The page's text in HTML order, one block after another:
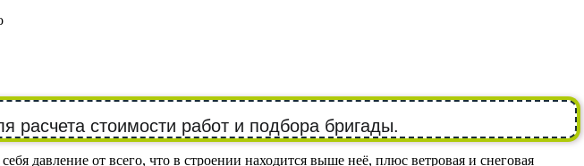
расчета стоимости работ и подбора бригады.
давление от всего, что в строении находится выше неё, плюс ветровая и снеговая